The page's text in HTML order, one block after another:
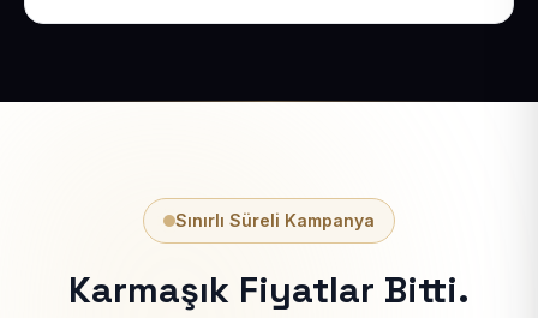
Sınırlı Süreli Kampanya
Karmaşık Fiyatlar Bitti.